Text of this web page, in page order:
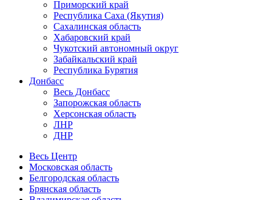
Приморский край
Республика Саха (Якутия)
Сахалинская область
Хабаровский край
Чукотский автономный округ
Забайкальский край
Республика Бурятия
Донбасс
Весь Донбасс
Запорожская область
Херсонская область
ЛНР
ДНР
Весь Центр
Московская область
Белгородская область
Брянская область